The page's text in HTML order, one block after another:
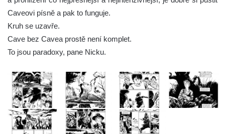
Caveovi písně a pak to funguje.
Kruh se uzavře.
Cave bez Cavea prostě není komplet.
To jsou paradoxy, pane Nicku.